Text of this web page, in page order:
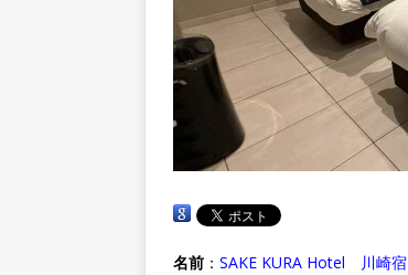
名前 ： SAKE KURA Hotel 川崎宿